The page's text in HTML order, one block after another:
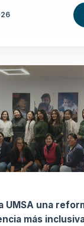
UMSA una
más